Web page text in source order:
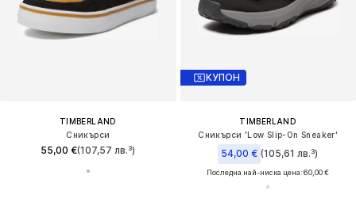
TIMBERLAND
Сникърси
55,00 €(107,57 лв.³)
КУПОН
TIMBERLAND
Сникърси 'Low Slip-On Sneaker'
54,00 € (105,61 лв.³)
Последна най-ниска цена:60,00 €